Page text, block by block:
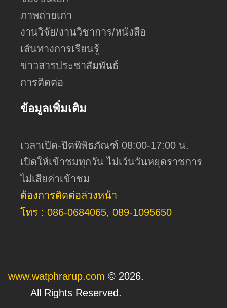
ภาพถ่ายเก่า
งานวิจัย/งานวิชาการ/หนังสือ
เส้นทางการเรียนรู้
ข่าวสารประชาสัมพันธ์
การติดต่อ
ข้อมูลเพิ่มเติม
เวลาเปิด-ปิดพิพิธภัณฑ์ 08:00-17:00 น.
เปิดให้เข้าชมทุกวัน ไม่เว้นวันหยุดราชการ
ไม่เสียค่าเข้าชม
ต้องการติดต่อล่วงหน้า
โทร : 086-0684065, 089-1095650
www.watphrarup.com © 2026.
All Rights Reserved.